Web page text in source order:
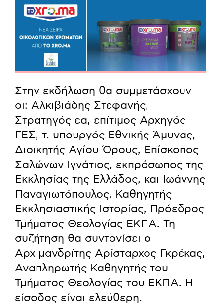
Στην εκδήλωση θα συμμετάσχουν
οι: Αλκιβιάδης Στεφανής,
Στρατηγός εα, επίτιμος Αρχηγός
ΓΕΣ, τ. υπουργός Εθνικής Άμυνας,
Διοικητής Αγίου Όρους, Επίσκοπος
Σαλώνων Ιγνάτιος, εκπρόσωπος της
Εκκλησίας της Ελλάδος, και Ιωάννης
Παναγιωτόπουλος, Καθηγητής
Εκκλησιαστικής Ιστορίας, Πρόεδρος
Τμήματος Θεολογίας ΕΚΠΑ. Τη
συζήτηση θα συντονίσει ο
Αρχιμανδρίτης Αρίσταρχος Γκρέκας,
Αναπληρωτής Καθηγητής του
Τμήματος Θεολογίας του ΕΚΠΑ. Η
είσοδος είναι ελεύθερη.